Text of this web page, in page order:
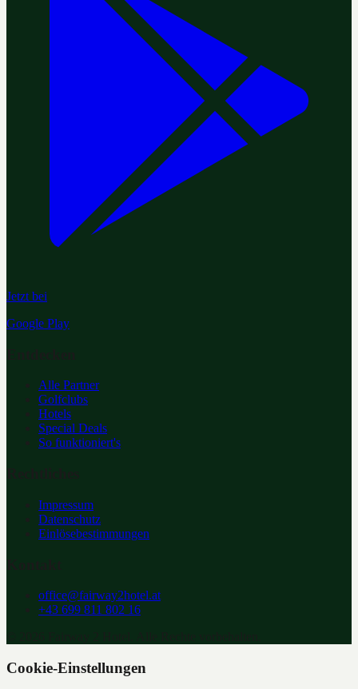
Jetzt bei
Google Play
Alle Partner
Golfclubs
Hotels
Special Deals
So funktioniert's
Impressum
Datenschutz
Einlösebestimmungen
office@fairway2hotel.at
+43 699 811 802 16
Cookie-Einstellungen